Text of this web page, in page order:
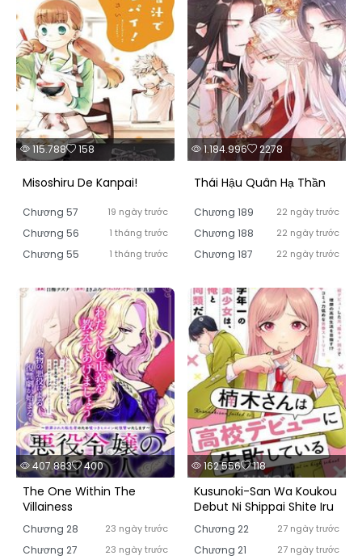
115.788 158
Misoshiru De Kanpai!
Chương 57 19 ngày trước
Chương 56 1 tháng trước
Chương 55 1 tháng trước
1.184.996 2278
Thái Hậu Quân Hạ Thần
Chương 189 22 ngày trước
Chương 188 22 ngày trước
Chương 187 22 ngày trước
407.883 400
The One Within The
Villainess
Chương 28 23 ngày trước
Chương 27 23 ngày trước
162.556 118
Kusunoki-San Wa Koukou
Debut Ni Shippai Shite Iru
Chương 22 27 ngày trước
Chương 21 27 ngày trước